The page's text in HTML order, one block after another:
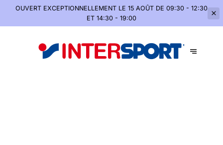
OUVERT EXCEPTIONNELLEMENT LE 15 AOÛT DE 09:30 - 12:30
ET 14:30 - 19:00